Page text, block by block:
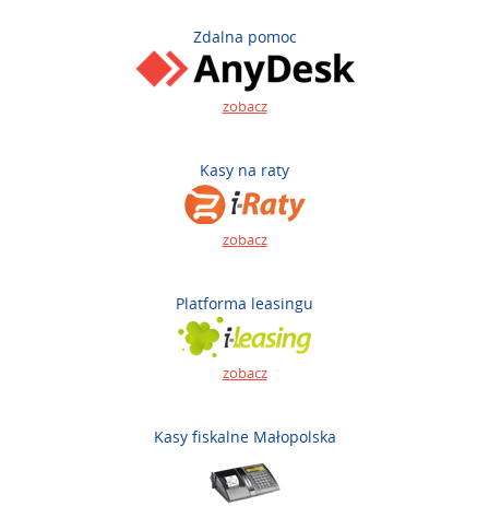
Zdalna pomoc
zobacz
Kasy na raty
zobacz
Platforma leasingu
zobacz
Kasy fiskalne Małopolska